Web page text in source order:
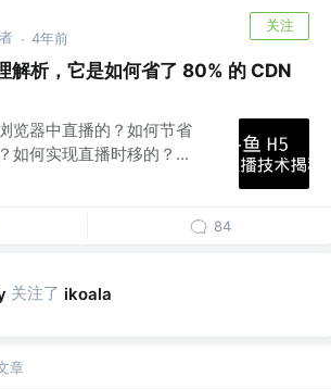
· 4年前
关注
解析，它是如何省了 80% 的 CDN
览器中直播的？如何节省
如何实现直播时移的？...
84
关注了 ikoala
章